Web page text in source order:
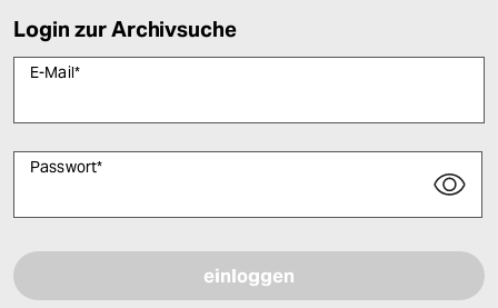
Login zur Archivsuche
E-Mail*
Passwort*